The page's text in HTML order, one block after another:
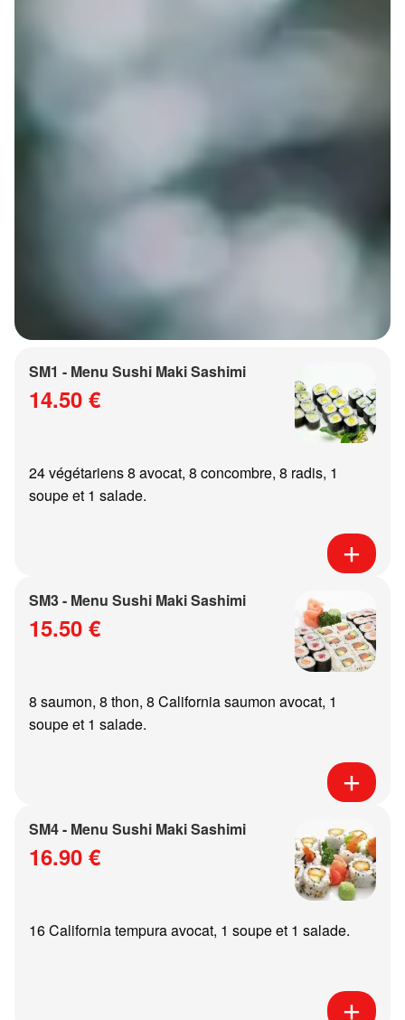
SM1 - Menu Sushi Maki Sashimi
14.50 €
24 végétariens 8 avocat, 8 concombre, 8 radis, 1
soupe et 1 salade.
SM3 - Menu Sushi Maki Sashimi
15.50 €
8 saumon, 8 thon, 8 California saumon avocat, 1
soupe et 1 salade.
SM4 - Menu Sushi Maki Sashimi
16.90 €
16 California tempura avocat, 1 soupe et 1 salade.